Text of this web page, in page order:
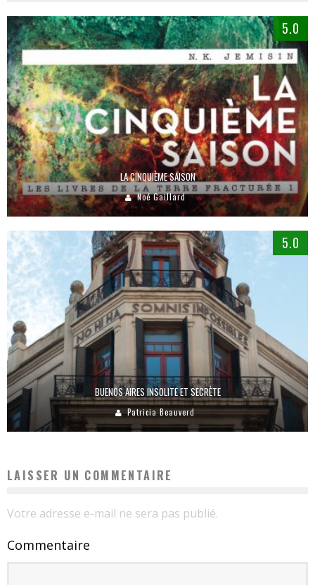
5.0
LA CINQUIÈME SAISON
Noé Gaillard
5.0
BUENOS AIRES INSOLITE ET SECRÈTE
Patricia Beauverd
LAISSER UN COMMENTAIRE
Votre adresse e-mail ne sera pas publié.
Commentaire